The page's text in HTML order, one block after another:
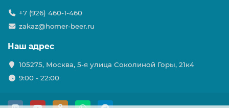
+7 (926) 460-1-460
zakaz@homer-beer.ru
Наш адрес
105275, Москва, 5-я улица Соколиной Горы, 21к4
9:00 - 22:00